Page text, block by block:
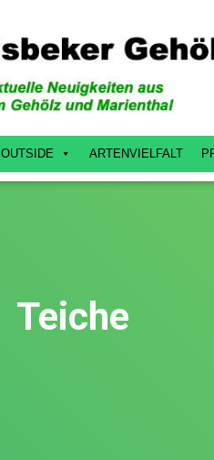
OUTSIDE ARTENVIELFALT
Teiche